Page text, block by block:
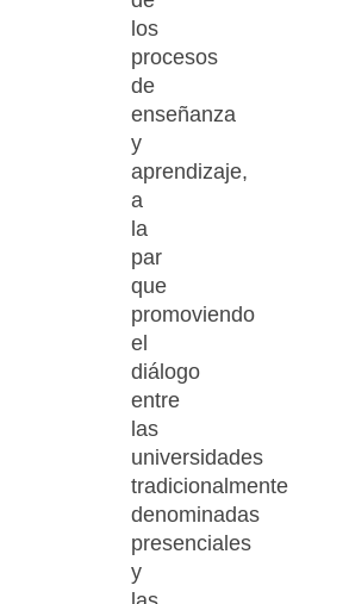
los
procesos
de
enseñanza
y
aprendizaje,
a
la
par
que
promoviendo
el
diálogo
entre
las
universidades
tradicionalmente
denominadas
presenciales
y